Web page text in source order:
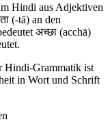
Hindi aus Adjektiven
(-tā) an den
अच्छा (acchā)
Hindi-Grammatik ist
in Wort und Schrift